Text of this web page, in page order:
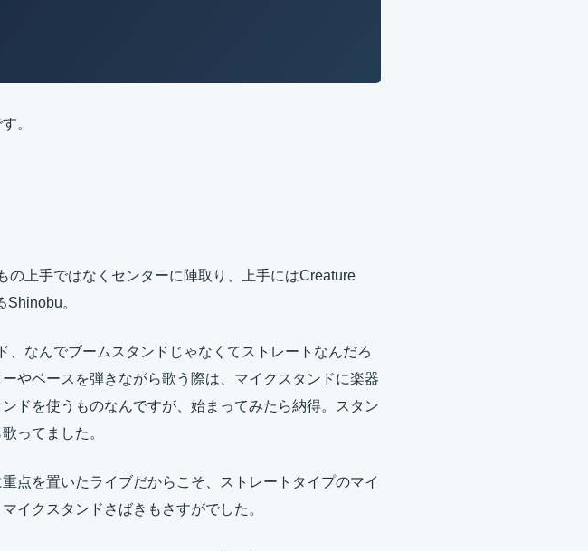
。
の上手ではなくセンターに陣取り、上手にはCreature
。
、なんでブームスタンドじゃなくてストレートなんだろ
やベースを弾きながら歌う際は、マイクスタンドに楽器
ドを使うものなんですが、始まってみたら納得。スタン
ってました。
点を置いたライブだからこそ、ストレートタイプのマイ
イクスタンドさばきもさすがでした。